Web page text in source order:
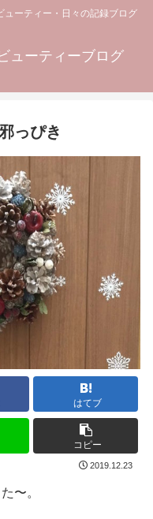
ューティー・日々の記録ブログ
ューティーブログ
っぴき
はてブ
コピー
2019.12.23
〜。